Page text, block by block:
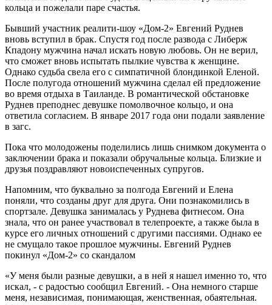
кольца и пожелали паре счастья.
Бывший участник реалити-шоу «Дом-2» Евгений Руднев
вновь вступил в брак. Спустя год после развода с Либерж
Кпадону мужчина начал искать новую любовь. Он не верил,
что сможет вновь испытать пылкие чувства к женщине.
Однако судьба свела его с симпатичной блондинкой Еленой.
После полугода отношений мужчина сделал ей предложение
во время отдыха в Таиланде. В романтической обстановке
Руднев преподнес девушке помолвочное кольцо, и она
ответила согласием. В январе 2017 года они подали заявление
в загс.
Пока что молодожены поделились лишь снимком документа о
заключении брака и показали обручальные кольца. Близкие и
друзья поздравляют новоиспеченных супругов.
Напомним, что буквально за полгода Евгений и Елена
поняли, что созданы друг для друга. Они познакомились в
спортзале. Девушка занималась у Руднева фитнесом. Она
знала, что он ранее участвовал в телепроекте, а также была в
курсе его личных отношений с другими пассиями. Однако ее
не смущало такое прошлое мужчины. Евгений Руднев
покинул «Дом-2» со скандалом
«У меня были разные девушки, а в ней я нашел именно то, что
искал, - с радостью сообщил Евгений. - Она немного старше
меня, независимая, понимающая, женственная, обаятельная.